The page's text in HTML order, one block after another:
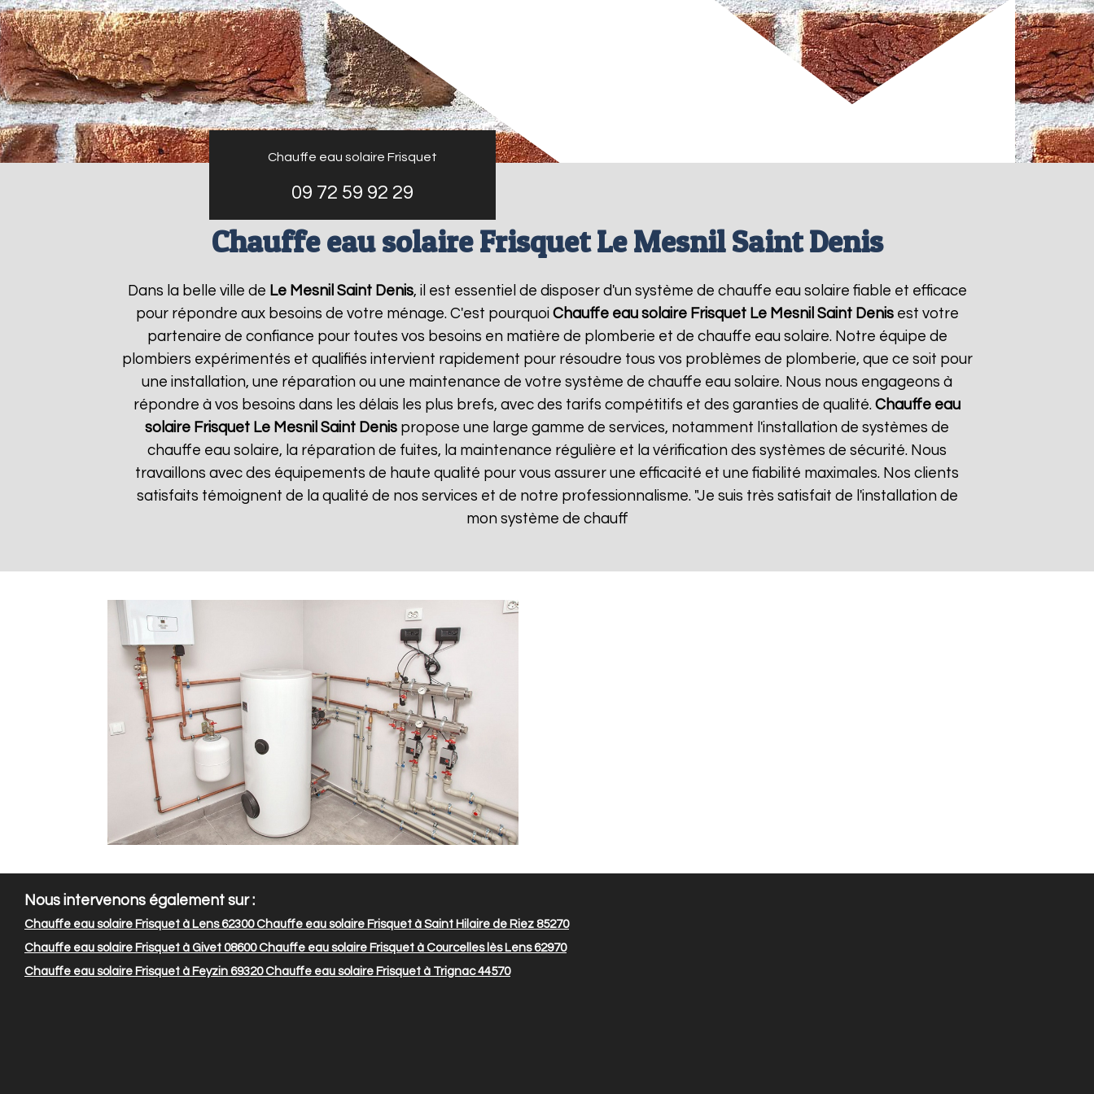
Chauffe eau solaire Frisquet
09 72 59 92 29
Chauffe eau solaire Frisquet Le Mesnil Saint Denis
Dans la belle ville de Le Mesnil Saint Denis, il est essentiel de disposer d'un système de chauffe eau solaire fiable et efficace
pour répondre aux besoins de votre ménage. C'est pourquoi Chauffe eau solaire Frisquet Le Mesnil Saint Denisest votre
partenaire de confiance pour toutes vos besoins en matière de plomberie et de chauffe eau solaire. Notre équipe de
plombiers expérimentés et qualifiés intervient rapidement pour résoudre tous vos problèmes de plomberie, que ce soit pour
une installation, une réparation ou une maintenance de votre système de chauffe eau solaire. Nous nous engageons à
répondre à vos besoins dans les délais les plus brefs, avec des tarifs compétitifs et des garanties de qualité. Chauffe eau
solaire Frisquet Le Mesnil Saint Denis propose une large gamme de services, notamment l'installation de systèmes de
chauffe eau solaire, la réparation de fuites, la maintenance régulière et la vérification des systèmes de sécurité. Nous
travaillons avec des équipements de haute qualité pour vous assurer une efficacité et une fiabilité maximales. Nos clients
satisfaits témoignent de la qualité de nos services et de notre professionnalisme. "Je suis très satisfait de l'installation de
mon système de chauff
Nous intervenons également sur :
Chauffe eau solaire Frisquet à Lens 62300Chauffe eau solaire Frisquet à Saint Hilaire de Riez 85270
Chauffe eau solaire Frisquet à Givet 08600Chauffe eau solaire Frisquet à Courcelles lès Lens 62970
Chauffe eau solaire Frisquet à Feyzin 69320Chauffe eau solaire Frisquet à Trignac 44570